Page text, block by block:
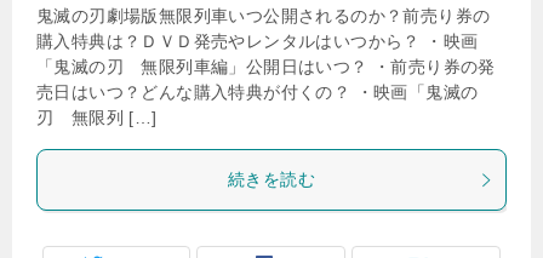
鬼滅の刃劇場版無限列車いつ公開されるのか？前売り券の
購入特典は？ＤＶＤ発売やレンタルはいつから？ ・映画
「鬼滅の刃 無限列車編」公開日はいつ？ ・前売り券の発
売日はいつ？どんな購入特典が付くの？ ・映画「鬼滅の
刃 無限列 […]
続きを読む